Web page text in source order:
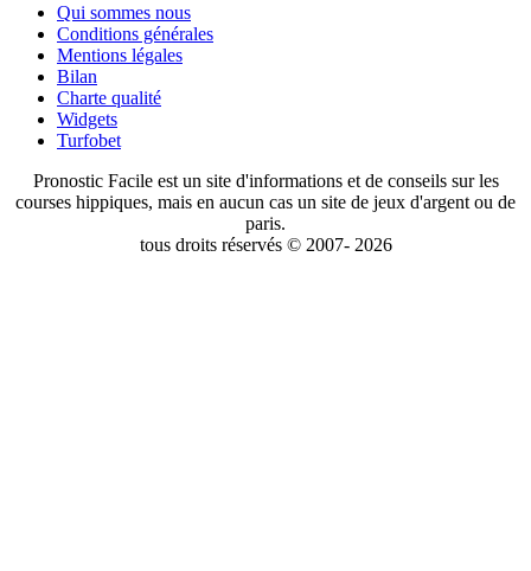
Qui sommes nous
Conditions générales
Mentions légales
Bilan
Charte qualité
Widgets
Turfobet
Pronostic Facile est un site d'informations et de conseils sur les
courses hippiques, mais en aucun cas un site de jeux d'argent ou de
paris.
tous droits réservés © 2007- 2026